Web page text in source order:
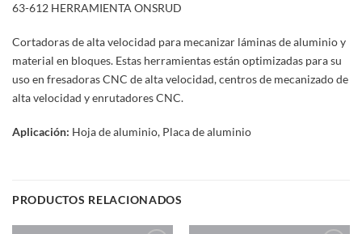
63-612 HERRAMIENTA ONSRUD
Cortadoras de alta velocidad para mecanizar láminas de aluminio y
material en bloques. Estas herramientas están optimizadas para su
uso en fresadoras CNC de alta velocidad, centros de mecanizado de
alta velocidad y enrutadores CNC.
Aplicación: Hoja de aluminio, Placa de aluminio
PRODUCTOS RELACIONADOS